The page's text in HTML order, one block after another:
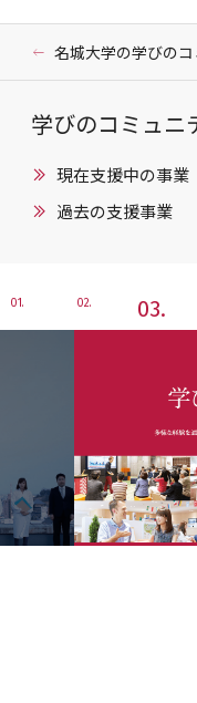
名城大学の学びのコ
学びのコミュニ
現在支援中の事業
過去の支援事業
1 2 3